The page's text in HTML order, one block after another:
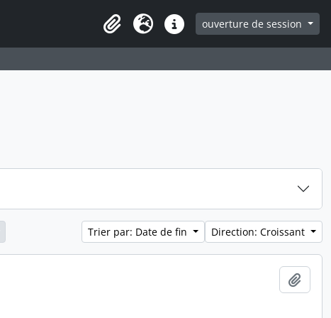
ClipboardLangueLiens rapidesouverture de session
Trier par: Date de fin Direction: Croissant